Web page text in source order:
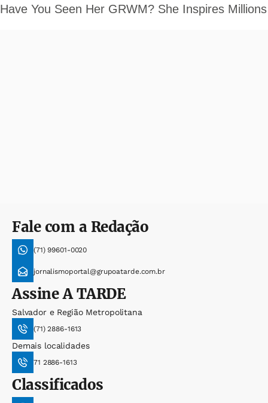
Fale com a Redação
(71) 99601-0020
jornalismoportal@grupoatarde.com.br
AssineA TARDE
Salvador e Região Metropolitana
(71) 2886-1613
Demais localidades
71 2886-1613
Classificados